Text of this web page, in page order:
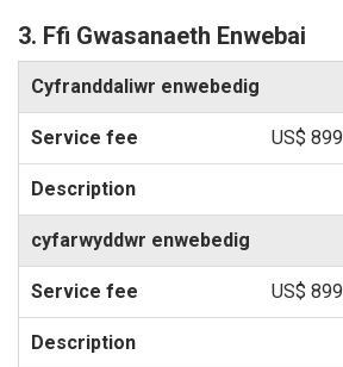
3. Ffi Gwasanaeth Enwebai
Cyfranddaliwr enwebedig
US$ 899
cyfarwyddwr enwebedig
US$ 899